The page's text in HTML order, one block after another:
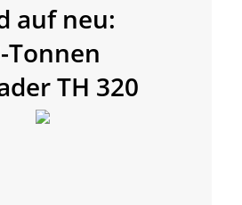
auf neu:
Tonnen
TH 320